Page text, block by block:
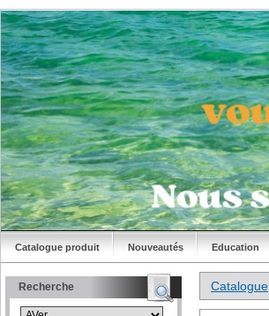
Catalogue produit Nouveautés Education
Recherche Catalogue